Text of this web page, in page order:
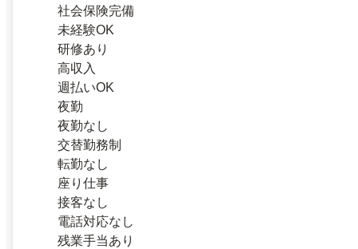
社会保険完備
未経験OK
研修あり
高収入
週払いOK
夜勤
夜勤なし
交替勤務制
転勤なし
座り仕事
接客なし
電話対応なし
残業手当あり